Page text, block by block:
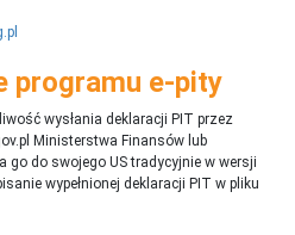
programu e-pity
wysłania deklaracji PIT przez
Ministerstwa Finansów lub
go do swojego US tradycyjnie w wersji
wypełnionej deklaracji PIT w pliku